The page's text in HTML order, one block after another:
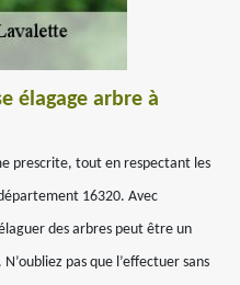
élagage arbre à
prescrite, tout en respectant les
16320. Avec
des arbres peut être un
pas que l’effectuer sans